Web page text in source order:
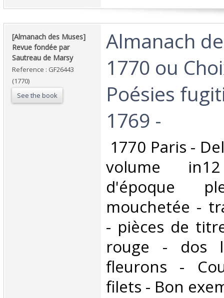
‎[Almanach des Muses]
Revue fondée par
Sautreau de Marsy‎
Reference : GF26443
(1770)
See the book
‎Almanach
1770 ou
Poésies
1769 -‎
1770 Paris -
volume
d'époque
mouchetée -
- pièces de
rouge - dos
fleurons -
filets - Bon